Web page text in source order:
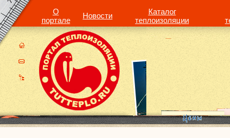
О
портале
Новости
Каталог
теплоизоляции